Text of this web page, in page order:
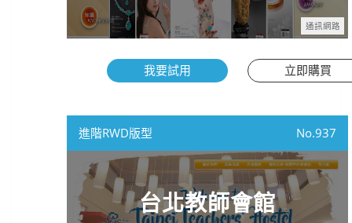
通訊網路
我要試用 立即購買
進階RWD版型 937
台北教師會館